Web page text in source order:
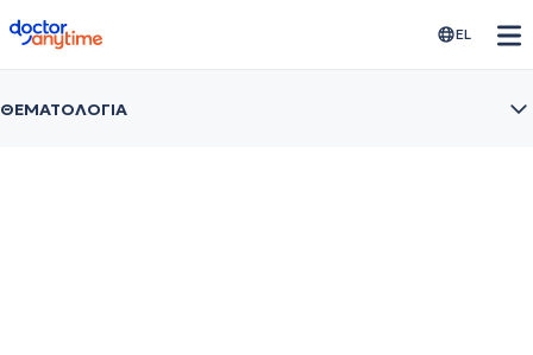
doctoranytime EL
ΘΕΜΑΤΟΛΟΓΙΑ